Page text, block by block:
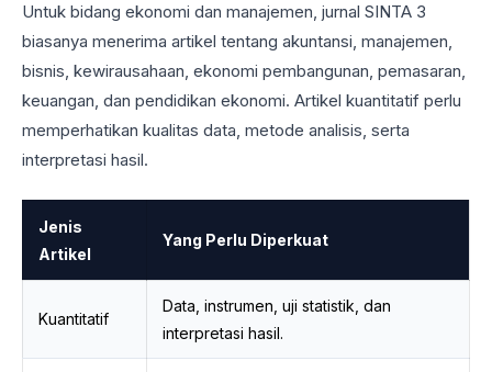
Untuk bidang ekonomi dan manajemen, jurnal SINTA 3
biasanya menerima artikel tentang akuntansi, manajemen,
bisnis, kewirausahaan, ekonomi pembangunan, pemasaran,
keuangan, dan pendidikan ekonomi. Artikel kuantitatif perlu
memperhatikan kualitas data, metode analisis, serta
interpretasi hasil.
Jenis
Artikel
Yang Perlu Diperkuat
Kuantitatif
Data, instrumen, uji statistik, dan
interpretasi hasil.